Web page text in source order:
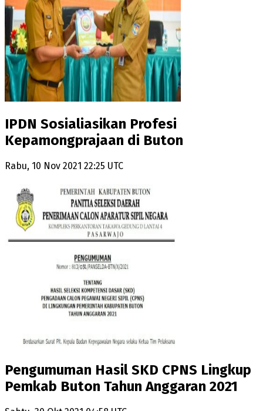
IPDN Sosialiasikan Profesi
Kepamongprajaan di Buton
Rabu, 10 Nov 2021 22:25 UTC
Pengumuman Hasil SKD CPNS Lingkup
Pemkab Buton Tahun Anggaran 2021